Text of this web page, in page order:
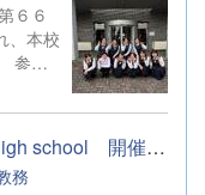
６６
、本校
参加
唱う姿
皆さ
声を届
軽音部発表会 Rock in Tomioka High school 開催します
務